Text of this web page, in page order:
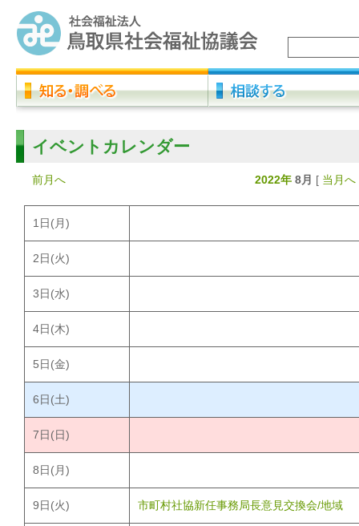
イベントカレンダー
前月へ 2022年 8月 [ 当月へ
1 日(月)
2日(火)
3日(水)
4日(木)
5日(金)
6日(土)
7日(日)
8日(月)
9日(火) 市町村社協新任事務局長意見交換会/地域